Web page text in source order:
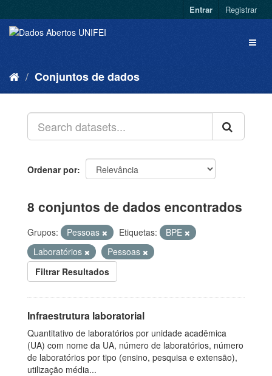
Entrar Registrar
Conjuntos de dados
Ordenar por
8 conjuntos de dados encontrados
Grupos: Pessoas Etiquetas:
BPE
Laboratórios
Pessoas
Filtrar Resultados
Infraestrutura laboratorial
Quantitativo de laboratórios por unidade acadêmica
(UA) com nome da UA, número de laboratórios, número
de laboratórios por tipo (ensino, pesquisa e extensão),
utilização média...